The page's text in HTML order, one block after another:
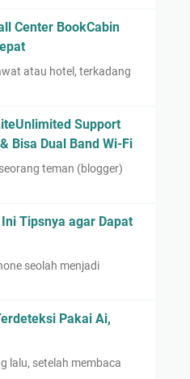
Center BookCabin
atau hotel, terkadang
Support
Bisa Dual Band Wi-Fi
teman (blogger)
Tipsnya agar Dapat
seolah menjadi
Pakai Ai,
lalu, setelah membaca